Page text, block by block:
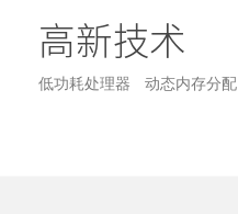
高新技术
低功耗处理器 动态内存分配